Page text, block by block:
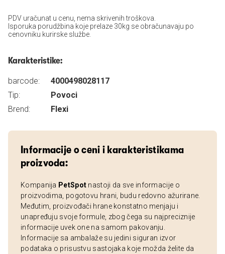
PDV uračunat u cenu, nema skrivenih troškova.
Isporuka porudžbina koje prelaze 30kg se obračunavaju po
cenovniku kurirske službe.
Karakteristike:
barcode:
4000498028117
Tip:
Povoci
Brend:
Flexi
Informacije o ceni i karakteristikama
proizvoda:
Kompanija PetSpot nastoji da sve informacije o
proizvodima, pogotovu hrani, budu redovno ažurirane.
Međutim, proizvođači hrane konstatno menjaju i
unapređuju svoje formule, zbog čega su najpreciznije
informacije uvek one na samom pakovanju.
Informacije sa ambalaže su jedini siguran izvor
podataka o prisustvu sastojaka koje možda želite da